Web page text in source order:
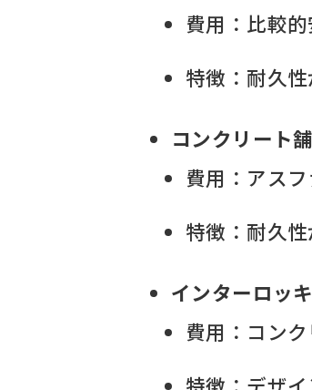
費用：比較
特徴：耐久
コンクリート
費用：アス
特徴：耐久
インターロッ
費用：コン